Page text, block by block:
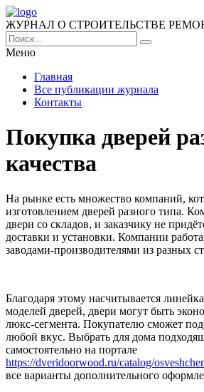
ЖУРНАЛ О СТРОИТЕЛЬСТВЕ
Меню
Главная
Все публикации журнала
Контакты
Покупка дверей
качества
На рынке есть множество компаний,
изготовлением дверей разного типа.
двери со складов, и заказчику не
доставки и установки. Компании
заводами-производителями из разных
Благодаря этому насчитывается
моделей дверей, двери могут быть
люкс-сегмента. Покупателю сможет
любой вкус. Выбрать для дома
самостоятельно на портале
https://dveridoorwood.ru/catalog/
все варианты дополнительного